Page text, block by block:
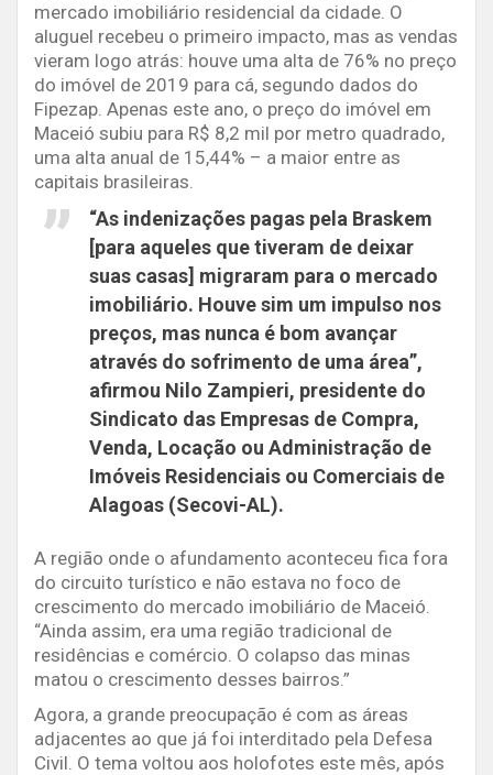
mercado imobiliário residencial da cidade. O
aluguel recebeu o primeiro impacto, mas as vendas
vieram logo atrás: houve uma alta de 76% no preço
do imóvel de 2019 para cá, segundo dados do
Fipezap. Apenas este ano, o preço do imóvel em
Maceió subiu para R$ 8,2 mil por metro quadrado,
uma alta anual de 15,44% – a maior entre as
capitais brasileiras.
“As indenizações pagas pela Braskem
[para aqueles que tiveram de deixar
suas casas] migraram para o mercado
imobiliário. Houve sim um impulso nos
preços, mas nunca é bom avançar
através do sofrimento de uma área”,
afirmou Nilo Zampieri, presidente do
Sindicato das Empresas de Compra,
Venda, Locação ou Administração de
Imóveis Residenciais ou Comerciais de
Alagoas (Secovi-AL).
A região onde o afundamento aconteceu fica fora
do circuito turístico e não estava no foco de
crescimento do mercado imobiliário de Maceió.
“Ainda assim, era uma região tradicional de
residências e comércio. O colapso das minas
matou o crescimento desses bairros.”
Agora, a grande preocupação é com as áreas
adjacentes ao que já foi interditado pela Defesa
Civil. O tema voltou aos holofotes este mês, após